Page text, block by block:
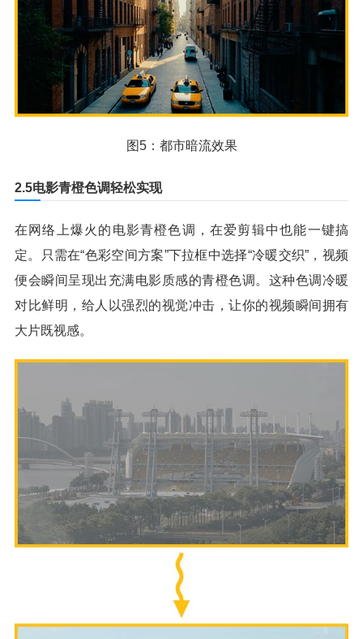
图5：都市暗流效果
2.5电影青橙色调轻松实现
在网络上爆火的电影青橙色调，在爱剪辑中也能一键搞
定。只需在“色彩空间方案”下拉框中选择“冷暖交织”，视频
便会瞬间呈现出充满电影质感的青橙色调。这种色调冷暖
对比鲜明，给人以强烈的视觉冲击，让你的视频瞬间拥有
大片既视感。